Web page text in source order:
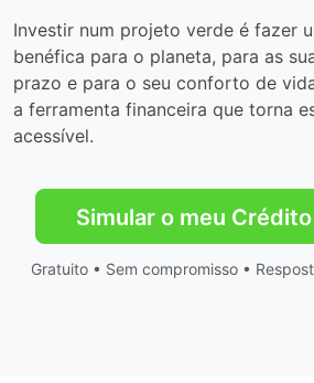
Investir num projeto verde é fazer
benéfica para o planeta, para as
prazo e para o seu conforto de
a ferramenta financeira que torna
acessível.
Simular o meu
Gratuito • Sem compromisso •